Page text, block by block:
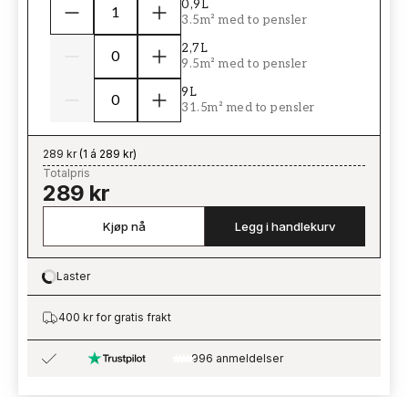
0,9L
3.5m² med to pensler
2,7L
9.5m² med to pensler
9L
31.5m² med to pensler
289 kr(1 á 289 kr)
Totalpris
289 kr
Kjøp nå Legg i handlekurv
Loading…
Laster
400 kr for gratis frakt
996 anmeldelser